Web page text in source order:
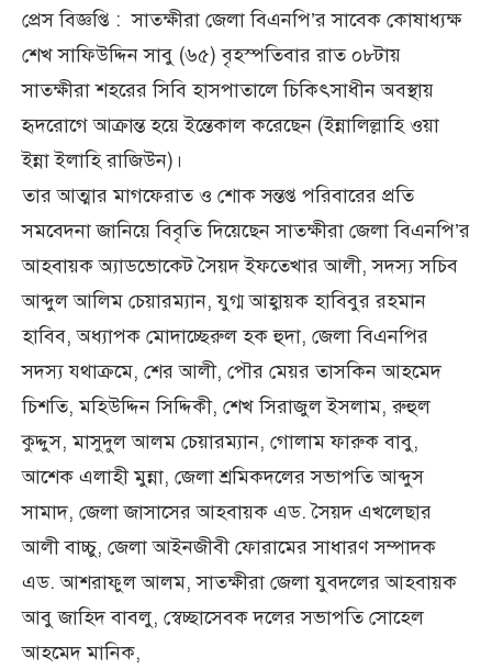
প্রেস বিজ্ঞপ্তি : সাতক্ষীরা জেলা বিএনপি’র সাবেক কোষাধ্যক্ষ
শেখ সাফিউদ্দিন সাবু (৬৫) বৃহস্পতিবার রাত ০৮টায়
সাতক্ষীরা শহরের সিবি হাসপাতালে চিকিৎসাধীন অবস্থায়
হৃদরোগে আক্রান্ত হয়ে ইন্তেকাল করেছেন (ইন্নালিল্লাহি ওয়া
ইন্না ইলাহি রাজিউন)।
তার আত্মার মাগফেরাত ও শোক সন্তপ্ত পরিবারের প্রতি
সমবেদনা জানিয়ে বিবৃতি দিয়েছেন সাতক্ষীরা জেলা বিএনপি’র
আহবায়ক অ্যাডভোকেট সৈয়দ ইফতেখার আলী, সদস্য সচিব
আব্দুল আলিম চেয়ারম্যান, যুগ্ম আহ্বায়ক হাবিবুর রহমান
হাবিব, অধ্যাপক মোদাচ্ছেরুল হক হুদা, জেলা বিএনপির
সদস্য যথাক্রমে, শের আলী, পৌর মেয়র তাসকিন আহমেদ
চিশতি, মহিউদ্দিন সিদ্দিকী, শেখ সিরাজুল ইসলাম, রুহুল
কুদ্দুস, মাসুদুল আলম চেয়ারম্যান, গোলাম ফারুক বাবু,
আশেক এলাহী মুন্না, জেলা শ্রমিকদলের সভাপতি আব্দুস
সামাদ, জেলা জাসাসের আহবায়ক এড. সৈয়দ এখলেছার
আলী বাচ্চু, জেলা আইনজীবী ফোরামের সাধারণ সম্পাদক
এড. আশরাফুল আলম, সাতক্ষীরা জেলা যুবদলের আহবায়ক
আবু জাহিদ বাবলু, স্বেচ্ছাসেবক দলের সভাপতি সোহেল
আহমেদ মানিক,